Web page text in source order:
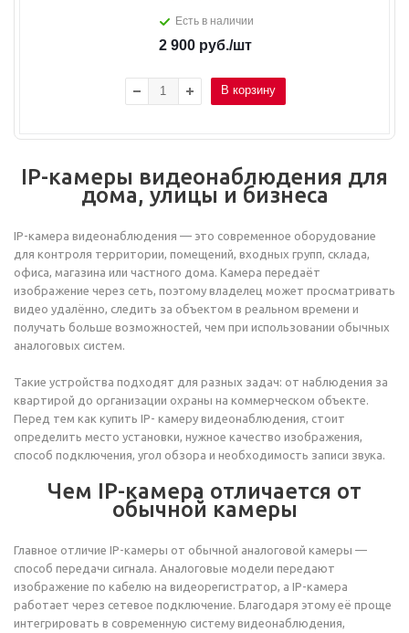
Есть в наличии
2 900руб./шт
В корзину
IP-камеры видеонаблюдения для
дома, улицы и бизнеса
IP-камера видеонаблюдения — это современное оборудование
для контроля территории, помещений, входных групп, склада,
офиса, магазина или частного дома. Камера передаёт
изображение через сеть, поэтому владелец может просматривать
видео удалённо, следить за объектом в реальном времени и
получать больше возможностей, чем при использовании обычных
аналоговых систем.
Такие устройства подходят для разных задач: от наблюдения за
квартирой до организации охраны на коммерческом объекте.
Перед тем как купить IP- камеру видеонаблюдения, стоит
определить место установки, нужное качество изображения,
способ подключения, угол обзора и необходимость записи звука.
Чем IP-камера отличается от
обычной камеры
Главное отличие IP-камеры от обычной аналоговой камеры —
способ передачи сигнала. Аналоговые модели передают
изображение по кабелю на видеорегистратор, а IP-камера
работает через сетевое подключение. Благодаря этому её проще
интегрировать в современную систему видеонаблюдения,